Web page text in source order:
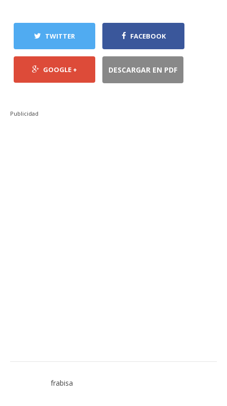
TWITTER FACEBOOK
GOOGLE + DESCARGAR EN PDF
Publicidad
frabisa